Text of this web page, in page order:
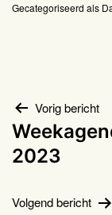
Gecategoriseerd als
Bericht
Vorig bericht
2023
Volgend bericht